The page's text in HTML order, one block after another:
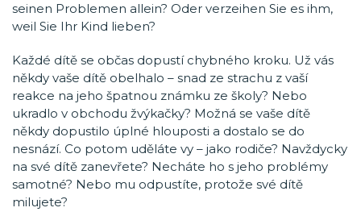
seinen Problemen allein? Oder verzeihen Sie es ihm,
weil Sie Ihr Kind lieben?
Každé dítě se občas dopustí chybného kroku. Už vás
někdy vaše dítě obelhalo – snad ze strachu z vaší
reakce na jeho špatnou známku ze školy? Nebo
ukradlo v obchodu žvýkačky? Možná se vaše dítě
někdy dopustilo úplné hlouposti a dostalo se do
nesnází. Co potom uděláte vy – jako rodiče? Navždycky
na své dítě zanevřete? Necháte ho s jeho problémy
samotné? Nebo mu odpustíte, protože své dítě
milujete?